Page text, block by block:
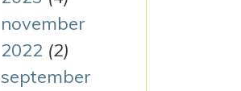
november
2022 (2)
september